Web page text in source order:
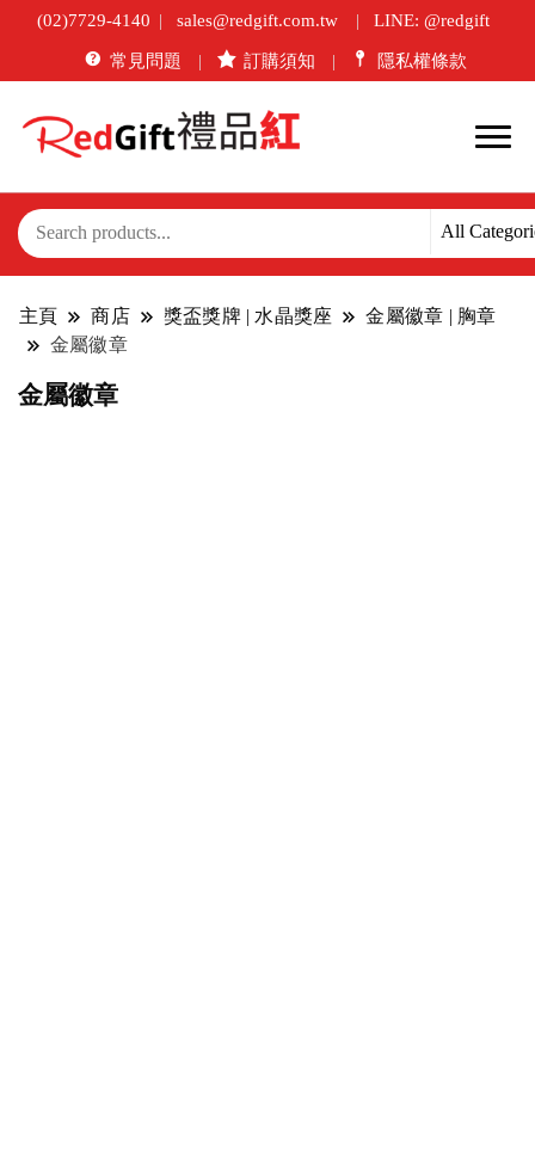
(02)7729-4140 sales@redgift.com.tw LINE: @redgift
常見問題 訂購須知 隱私權條款
主頁 商店 獎盃獎牌 | 水晶獎座
金屬徽章 | 胸章
金屬徽章
金屬徽章